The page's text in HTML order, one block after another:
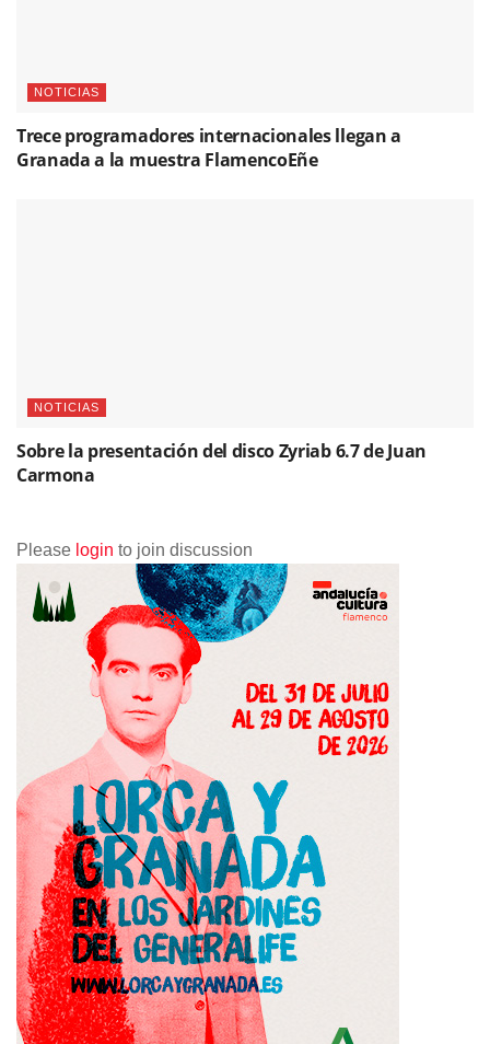
NOTICIAS
Trece programadores internacionales llegan a
Granada a la muestra FlamencoEñe
NOTICIAS
Sobre la presentación del disco Zyriab 6.7 de Juan
Carmona
Please login to join discussion